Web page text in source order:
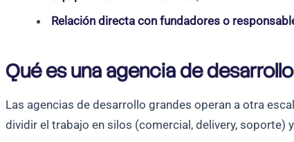
Relación directa con fundadores o
Qué es una agencia de
Las agencias de desarrollo grandes operan a otra
dividir el trabajo en silos (comercial, delivery, soporte)